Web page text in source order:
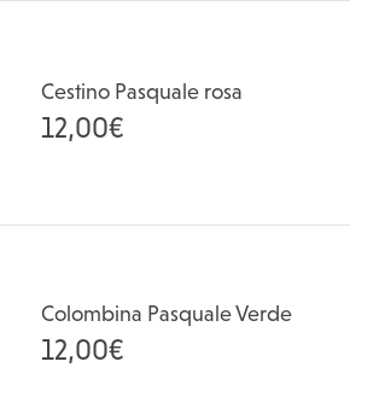
Cestino Pasquale rosa
12,00€
Colombina Pasquale Verde
12,00€